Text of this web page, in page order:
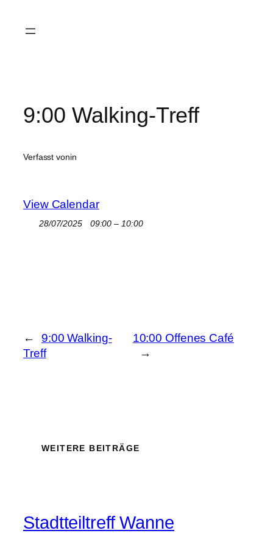
Inhalt
9:00 Walking-Treff
Verfasst vonin
View Calendar
28/07/2025 09:00 – 10:00
←
9:00 Walking-
Treff
10:00 Offenes Café
→
WEITERE BEITRÄGE
Stadtteiltreff Wanne